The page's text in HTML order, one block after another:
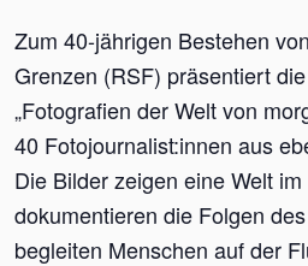
Zum 40-jährigen Bestehen
Grenzen (RSF) präsentiert
„Fotografien der Welt von
40 Fotojournalist:innen aus
Die Bilder zeigen eine Welt
dokumentieren die Folgen
begleiten Menschen auf der